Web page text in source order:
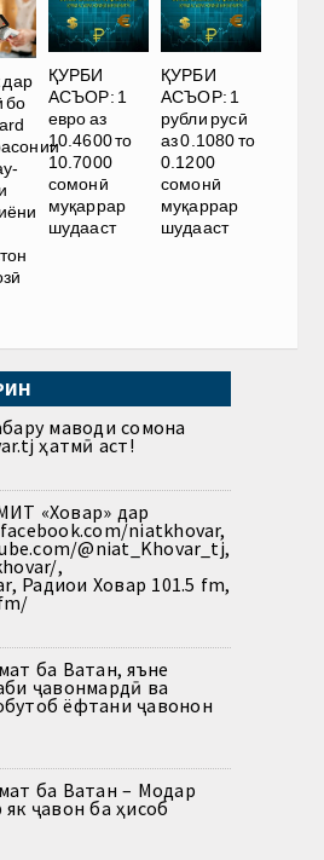
дар
бо
ҚУРБИ
АСЪОР: 1
евро аз
10.4600 то
10.7000
сомонӣ
муқаррар
шудааст
ҚУРБИ
АСЪОР: 1
рубли русӣ
аз 0.1080 то
0.1200
сомонӣ
муқаррар
шудааст
маводи сомона
ҳатмӣ аст!
«Ховар» дар
niatkhovar,
@niat_Khovar_tj,
,
Радиои Ховар 101.5 fm,
ба Ватан, яъне
ҷавонмардӣ ва
ёфтани ҷавонон
ба Ватан – Модар
ҷавон ба ҳисоб